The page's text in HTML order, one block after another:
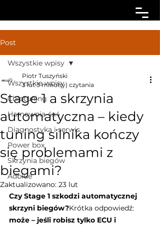
Post
Wszystkie wpisy
Chiptuning
Hamownia 4x4
Diagnostyka i serwis
Power box
Skrzynia biegów
Adblue
Wszystkie wpisy
Stage 1 a skrzynia
automatyczna – kiedy
tuning silnika kończy
się problemami z
biegami?
Piotr Tuszyński
3 lut 3 minut(y) czytania
Zaktualizowano: 23 lut
Czy Stage 1 szkodzi automatycznej
skrzyni biegów?Krótka odpowiedź:
może – jeśli robisz tylko ECU i